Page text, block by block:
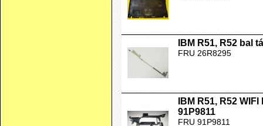
IBM R51, R52 bal
FRU 26R8295
IBM R51, R52
91P9811
FRU 91P9811